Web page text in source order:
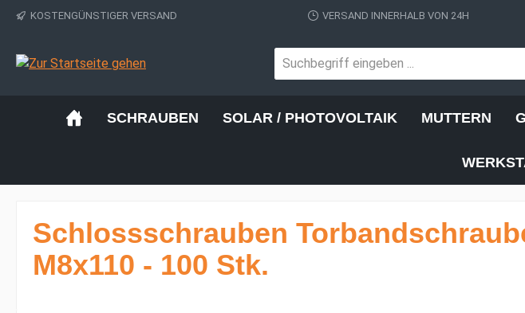
Hauptinhalt springen
Zur Suche springen
Zur Hauptnavigation springen
KOSTENGÜNSTIGER VERSAND VERSAND INNERHALB VON 24H
SCHRAUBEN SOLAR / PHOTOVOLTAIK MUTTERN
Schlossschrauben
M8x110 - 100 Stk.